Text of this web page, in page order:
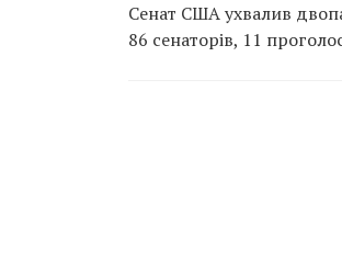
Сенат США ухвалив
86 сенаторів, 11